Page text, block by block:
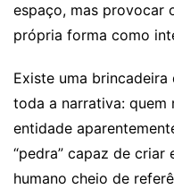
espaço, mas provocar
própria forma como
Existe uma
toda a narrativa: quem
entidade
“pedra” capaz de criar
humano cheio de